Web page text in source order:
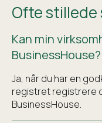
Ofte stillede
Kan min
BusinessHouse?
Ja, når du har en
registret registrere
BusinessHouse.